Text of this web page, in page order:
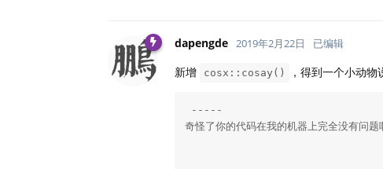
dapengde 2019年2月22日 已编辑
新增 cosx::cosay() ，得到一个小动物
-----
奇怪了你的代码在我的机器上完全没有问题